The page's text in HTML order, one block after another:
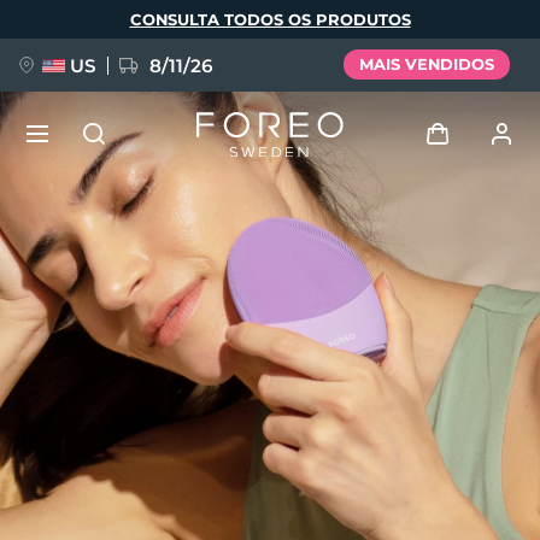
principal
CONSULTA TODOS OS PRODUTOS
US 8/11/26 MAIS VENDIDOS
Perfil de usuário
Meus aparelhos
Meus pedidos
Meus endereços
As minhas subscrições
NOVIDADE
FAQ™ Pure Beauty-Tech Elixir
BREAKING NEWS
issa™ Teeth Whitening Set
Idioma
English Deutsch
Español
Français
Italiano
Português
Svenska
Русский
Türkçe
简体中文 繁體中文